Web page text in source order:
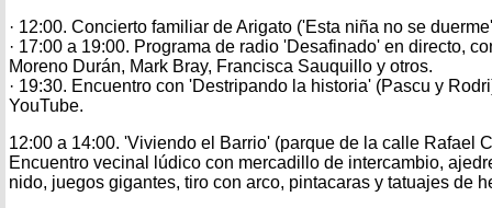
· 12:00. Concierto familiar de Arigato ('Esta niña no se
· 17:00 a 19:00. Programa de radio 'Desafinado' en directo,
Moreno Durán, Mark Bray, Francisca Sauquillo y otros.
· 19:30. Encuentro con 'Destripando la historia' (Pascu y
YouTube.
12:00 a 14:00. 'Viviendo el Barrio' (parque de la calle Rafael
Encuentro vecinal lúdico con mercadillo de intercambio,
nido, juegos gigantes, tiro con arco, pintacaras y tatuajes de